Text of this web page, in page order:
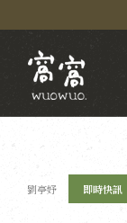
劉亭妤 即時快訊